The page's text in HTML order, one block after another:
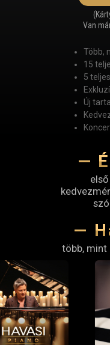
146
hours,
and
27
minutes.
Van
Több,
15
5
Új
—
—
több, mint